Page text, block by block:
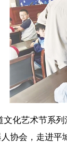
艺术节系列
协会，走进平